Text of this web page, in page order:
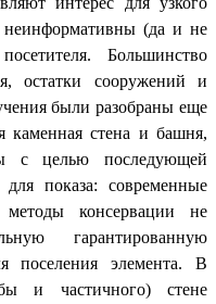
неинформативны (да и не
Большинство
остатки сооружений и
были разобраны еще
каменная стена и башня,
с целью последующей
показа: современные
консервации не
гарантированную
поселения элемента. В
и частичного) стене